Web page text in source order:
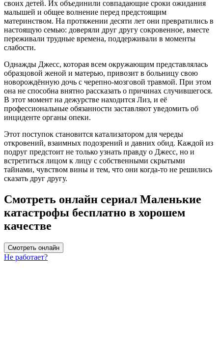
своих детей. Их объединили совпадающие сроки ожидания
малышей и общее волнение перед предстоящим
материнством. На протяжении десяти лет они превратились в
настоящую семью: доверяли друг другу сокровенное, вместе
переживали трудные времена, поддерживали в моменты
слабости.
Однажды Джесс, которая всем окружающим представлялась
образцовой женой и матерью, привозит в больницу свою
новорождённую дочь с черепно-мозговой травмой. При этом
она не способна внятно рассказать о причинах случившегося.
В этот момент на дежурстве находится Лиз, и её
профессиональные обязанности заставляют уведомить об
инциденте органы опеки.
Этот поступок становится катализатором для череды
откровений, взаимных подозрений и давних обид. Каждой из
подруг предстоит не только узнать правду о Джесс, но и
встретиться лицом к лицу с собственными скрытыми
тайнами, чувством вины и тем, что они когда-то не решились
сказать друг другу.
Смотреть онлайн сериал Маленькие
катастрофы бесплатно в хорошем
качестве
Смотреть онлайн
Не работает?